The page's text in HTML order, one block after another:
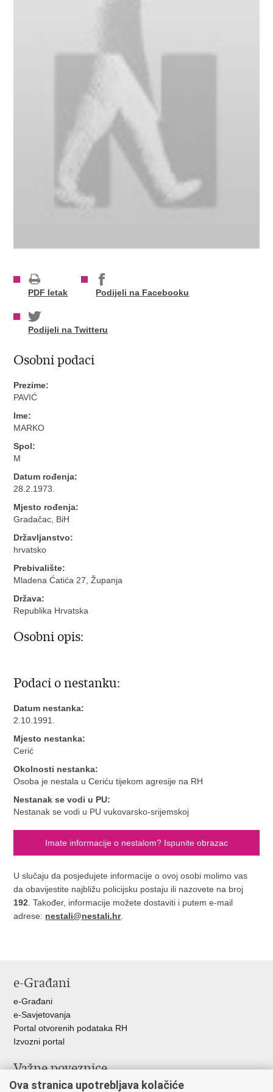
PDF letak Podijeli na Facebooku
Podijeli na Twitteru
Osobni podaci
Prezime:
PAVIĆ
Ime:
MARKO
Spol:
M
Datum rođenja:
28.2.1973.
Mjesto rođenja:
Gradačac, BiH
Državljanstvo:
hrvatsko
Prebivalište:
Mladena Ćatića 27, Županja
Država:
Republika Hrvatska
Osobni opis:
Podaci o nestanku:
Datum nestanka:
2.10.1991.
Mjesto nestanka:
Cerić
Okolnosti nestanka:
Osoba je nestala u Ceriću tijekom agresije na RH
Nestanak se vodi u PU:
Nestanak se vodi u PU vukovarsko-srijemskoj
Imate informacije o nestalom? Ispunite obrazac
U slučaju da posjedujete informacije o ovoj osobi molimo vas
da obavijestite najbližu policijsku postaju ili nazovete na broj
192. Također, informacije možete dostaviti i putem e-mail
adrese: nestali@nestali.hr.
e-Građani
e-Građani
e-Savjetovanja
Portal otvorenih podataka RH
Izvozni portal
Važne poveznice
Ministarstvo unutarnjih poslova RH
Ova stranica upotrebljava kolačiće